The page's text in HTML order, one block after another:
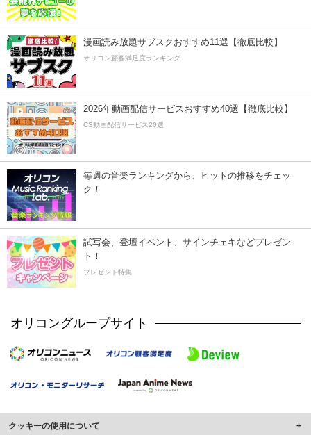
漫画読み放題サブスクおすすめ11選【徹底比較】
オリコン顧客満足度ランキング
2026年動画配信サービスおすすめ40選【徹底比較】
CS動画配信サービス20選
毎週の音楽ランキングから、ヒットの推移をチェッ
ク！
試写会、登壇イベント、サインチェキなどプレゼン
ト！
プレゼント特集
オリコングループサイト
クッキーの使用について